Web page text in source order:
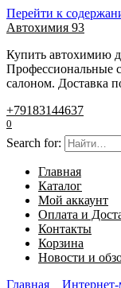
Перейти к
Автохимия 93
Купить автохимию
Профессиональные
салоном. Доставка
+79183144637
0
Search for:
Главная
Каталог
Мой аккаунт
Оплата и
Контакты
Корзина
Новости и
Главная